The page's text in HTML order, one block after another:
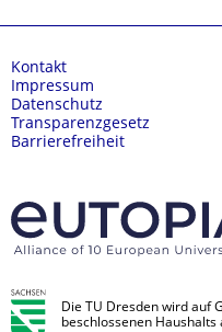
Kontakt
Impressum
Datenschutz
Transparenzgesetz
Barrierefreiheit
Die TU Dresden wird auf
beschlossenen